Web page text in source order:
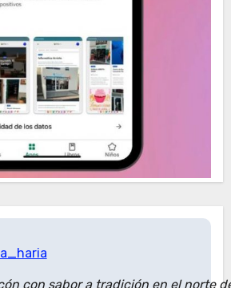
con sabor a tradición en el norte